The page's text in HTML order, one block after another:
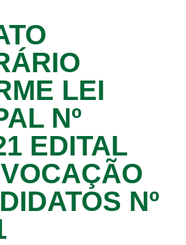
LEI
Nº
EDITAL
Nº